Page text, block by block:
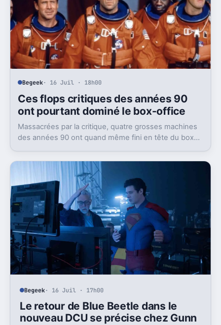
Begeek· 16 Juil · 18h00
Ces flops critiques des années 90
ont pourtant dominé le box-office
Massacrées par la critique, quatre grosses machines
des années 90 ont quand même fini en tête du box-
Begeek· 16 Juil · 17h00
Le retour de Blue Beetle dans le
nouveau DCU se précise chez Gunn